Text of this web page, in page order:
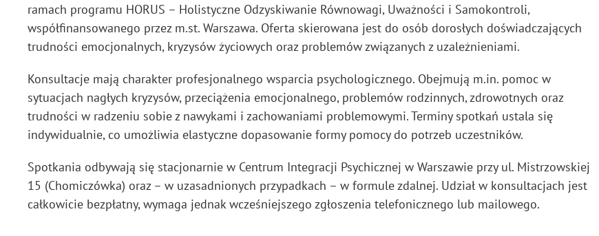
ramach programu HORUS – Holistyczne Odzyskiwanie Równowagi, Uważności i Samokontroli,
współfinansowanego przez m.st. Warszawa. Oferta skierowana jest do osób dorosłych doświadczających
trudności emocjonalnych, kryzysów życiowych oraz problemów związanych z uzależnieniami.
Konsultacje mają charakter profesjonalnego wsparcia psychologicznego. Obejmują m.in. pomoc w
sytuacjach nagłych kryzysów, przeciążenia emocjonalnego, problemów rodzinnych, zdrowotnych oraz
trudności w radzeniu sobie z nawykami i zachowaniami problemowymi. Terminy spotkań ustala się
indywidualnie, co umożliwia elastyczne dopasowanie formy pomocy do potrzeb uczestników.
Spotkania odbywają się stacjonarnie w Centrum Integracji Psychicznej w Warszawie przy ul. Mistrzowskiej
15 (Chomiczówka) oraz – w uzasadnionych przypadkach – w formule zdalnej. Udział w konsultacjach jest
całkowicie bezpłatny, wymaga jednak wcześniejszego zgłoszenia telefonicznego lub mailowego.